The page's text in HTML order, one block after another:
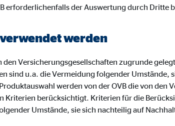
erforderlichenfalls der Auswertung durch Dritte
werden
den Versicherungsgesellschaften zugrunde
sind u.a. die Vermeidung folgender Umstände,
werden von der OVB die von den
Kriterien berücksichtigt. Kriterien für die
Umstände, sie sich nachteilig auf